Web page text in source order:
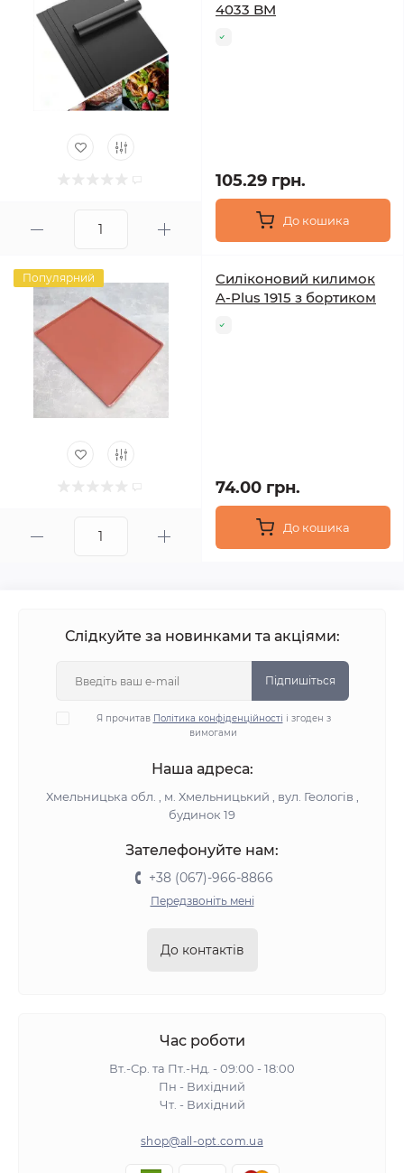
4033 BM
105.29 грн.
До кошика
Популярний
Силіконовий килимок
A-Plus 1915 з бортиком
74.00 грн.
До кошика
Слідкуйте за новинками та акціями:
Підпишіться
Я прочитав Політика конфіденційності і згоден з
вимогами
Наша адреса:
Хмельницька обл. , м. Хмельницький , вул. Геологів ,
будинок 19
Зателефонуйте нам:
+38 (067)-966-8866
Передзвоніть мені
До контактів
Час роботи
Вт.-Ср. та Пт.-Нд. - 09:00 - 18:00
Пн - Вихідний
Чт. - Вихідний
shop@all-opt.com.ua